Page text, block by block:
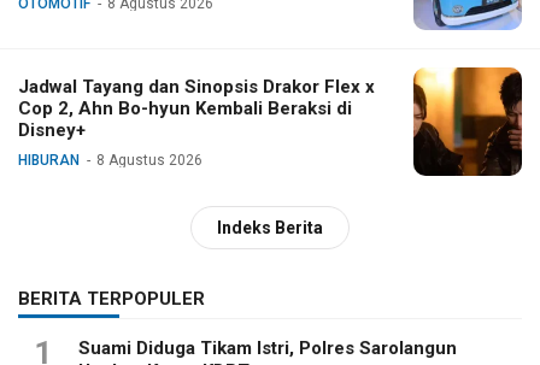
OTOMOTIF 8 Agustus 2026
Jadwal Tayang dan Sinopsis Drakor Flex x
Cop 2, Ahn Bo-hyun Kembali Beraksi di
Disney+
HIBURAN 8 Agustus 2026
Indeks Berita
BERITA TERPOPULER
1
Suami Diduga Tikam Istri, Polres Sarolangun